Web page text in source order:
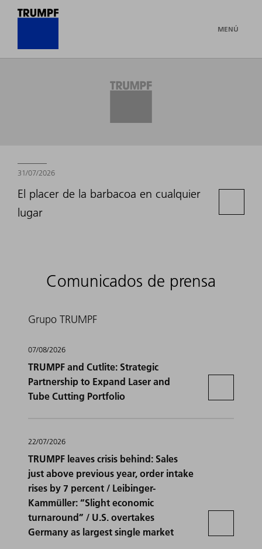
MENÚ
31/07/2026
El placer de la barbacoa en cualquier
lugar
Comunicados de prensa
Grupo TRUMPF
07/08/2026
TRUMPF and Cutlite: Strategic
Partnership to Expand Laser and
Tube Cutting Portfolio
22/07/2026
TRUMPF leaves crisis behind: Sales
just above previous year, order intake
rises by 7 percent / Leibinger-
Kammüller: “Slight economic
turnaround” / U.S. overtakes
Germany as largest single market